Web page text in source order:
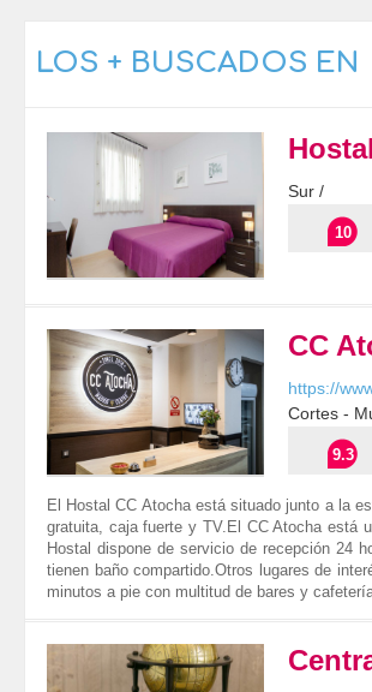
LOS + BUSCADOS EN
Sur /
10
CC
https://
Cortes -
9.3
El Hostal CC Atocha está situado junto a la
gratuita, caja fuerte y TV.El CC Atocha está
Hostal dispone de servicio de recepción 24
tienen baño compartido.Otros lugares de
minutos a pie con multitud de bares y